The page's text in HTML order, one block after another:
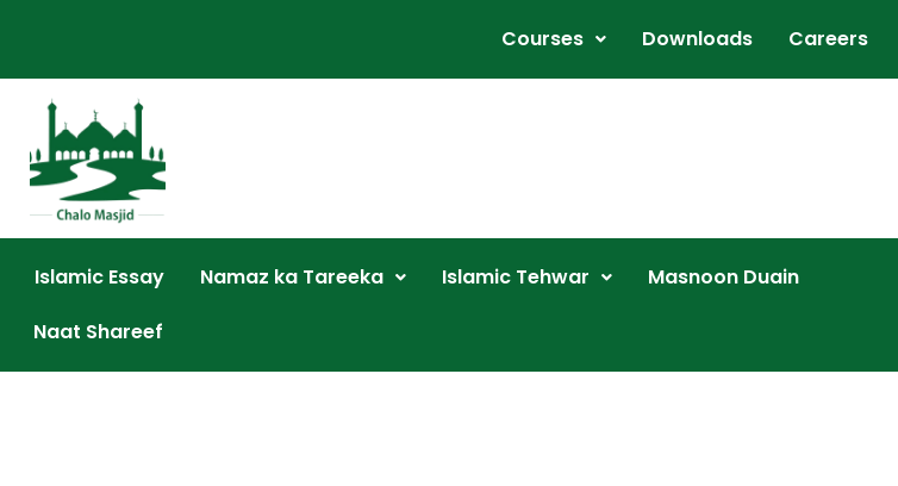
Courses Downloads Careers
Islamic Essay Namaz ka Tareeka Islamic Tehwar
Masnoon Duain
Naat Shareef